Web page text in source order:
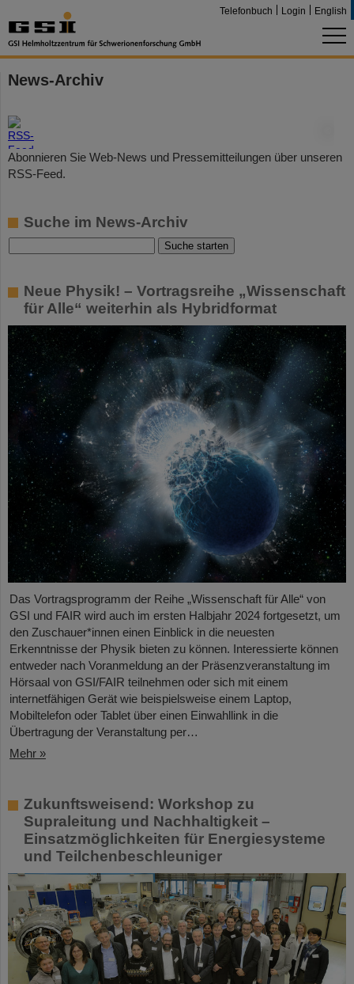
Telefonbuch Login English
News-Archiv
Abonnieren Sie Web-News und Pressemitteilungen über unseren
RSS-Feed.
Suche im News-Archiv
Neue Physik! – Vortragsreihe „Wissenschaft
für Alle“ weiterhin als Hybridformat
Das Vortragsprogramm der Reihe „Wissenschaft für Alle“ von
GSI und FAIR wird auch im ersten Halbjahr 2024 fortgesetzt, um
den Zuschauer*innen einen Einblick in die neuesten
Erkenntnisse der Physik bieten zu können. Interessierte können
entweder nach Voranmeldung an der Präsenzveranstaltung im
Hörsaal von GSI/FAIR teilnehmen oder sich mit einem
internetfähigen Gerät wie beispielsweise einem Laptop,
Mobiltelefon oder Tablet über einen Einwahllink in die
Übertragung der Veranstaltung per…
Mehr »
Zukunftsweisend: Workshop zu
Supraleitung und Nachhaltigkeit –
Einsatzmöglichkeiten für Energiesysteme
und Teilchenbeschleuniger